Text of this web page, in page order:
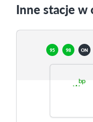
Inne stacje w
95 98 ON